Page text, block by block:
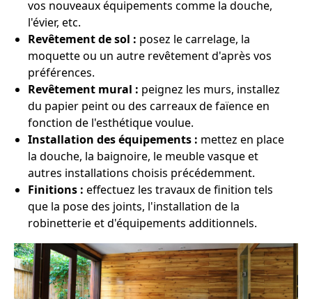
vos nouveaux équipements comme la douche,
l'évier, etc.
Revêtement de sol : posez le carrelage, la
moquette ou un autre revêtement d'après vos
préférences.
Revêtement mural : peignez les murs, installez
du papier peint ou des carreaux de faïence en
fonction de l'esthétique voulue.
Installation des équipements : mettez en place
la douche, la baignoire, le meuble vasque et
autres installations choisis précédemment.
Finitions : effectuez les travaux de finition tels
que la pose des joints, l'installation de la
robinetterie et d'équipements additionnels.